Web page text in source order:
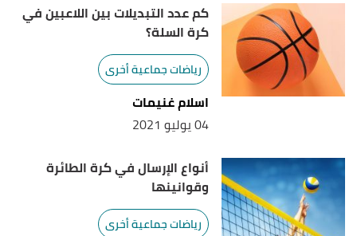
كم عدد التبديلات بين اللاعبين في
كرة السلة؟
رياضات جماعية أخرى
اسلام غنيمات
04 يوليو 2021
أنواع الإرسال في كرة الطائرة
وقوانينها
رياضات جماعية أخرى